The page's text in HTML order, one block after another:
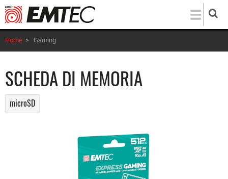
Salta
al
contenuto
principale
Home > Gaming
SCHEDA DI MEMORIA
microSD